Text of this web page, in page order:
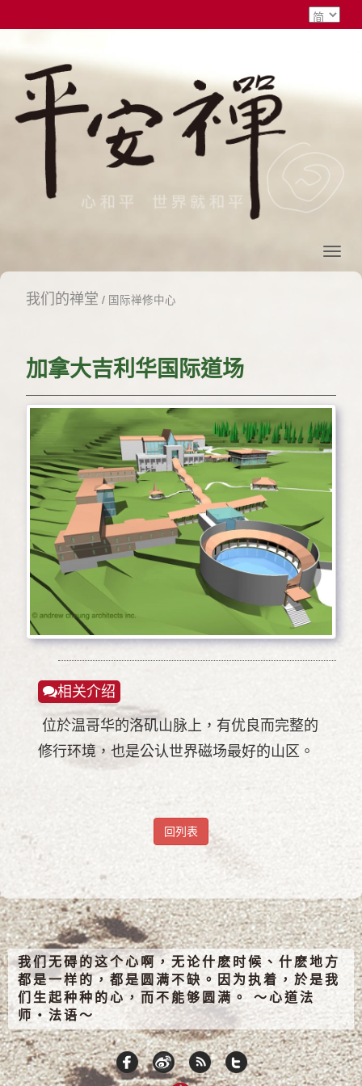
我们的禅堂 / 国际禅修中心
加拿大吉利华国际道场
相关介绍
位於温哥华的洛矶山脉上，有优良而完整的
修行环境，也是公认世界磁场最好的山区。
回列表
我们无碍的这个心啊，无论什麽时候、什麽地方
都是一样的，都是圆满不缺。因为执着，於是我
们生起种种的心，而不能够圆满。 ～心道法
师‧法语～